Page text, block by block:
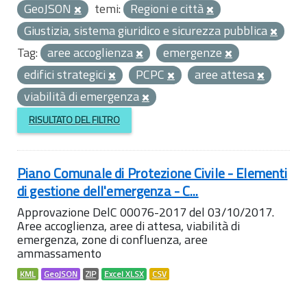
GeoJSON
temi: Regioni e città
Giustizia, sistema giuridico e sicurezza pubblica
Tag: aree accoglienza
emergenze
edifici strategici
PCPC
aree attesa
viabilità di emergenza
RISULTATO DEL FILTRO
Piano Comunale di Protezione Civile - Elementi
di gestione dell'emergenza - C...
Approvazione DelC 00076-2017 del 03/10/2017.
Aree accoglienza, aree di attesa, viabilità di
emergenza, zone di confluenza, aree
ammassamento
KML GeoJSON ZIP Excel XLSX CSV